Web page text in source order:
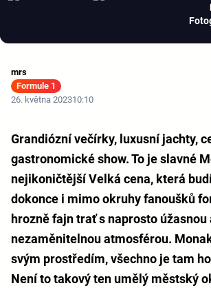
mrs
Formule 1
26. května 202310:10
Grandiózní večírky, luxusní jachty,
gastronomické show. To je slavné
nejikoničtější Velká cena, která
dokonce i mimo okruhy fanoušků
hrozně fajn trať s naprosto úžasnou
nezaměnitelnou atmosférou.
svým prostředím, všechno je tam
Není to takový ten umělý městský